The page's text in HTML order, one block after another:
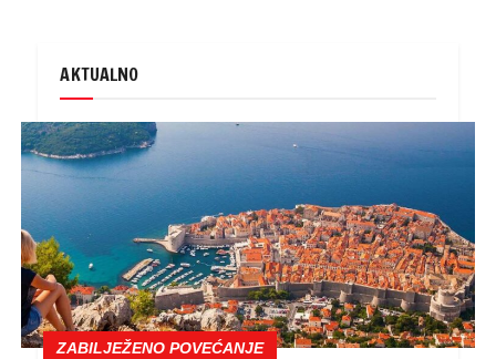
AKTUALNO
ZABILJEŽENO POVEĆANJE